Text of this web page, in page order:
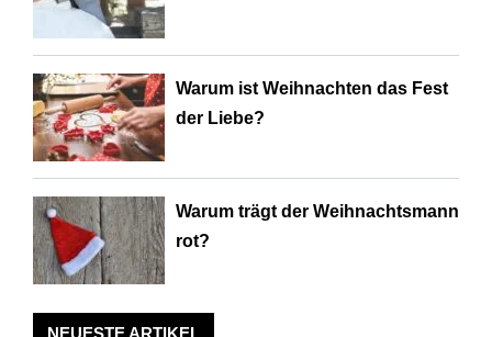
Warum ist Weihnachten das Fest
der Liebe?
Warum trägt der Weihnachtsmann
rot?